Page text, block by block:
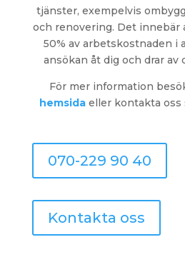
tjänster, exempelvis
och renovering. Det innebär
50% av arbetskostnaden i
ansökan åt dig och drar av
För mer information
hemsida eller kontakta oss
070-229 90 40
Kontakta oss